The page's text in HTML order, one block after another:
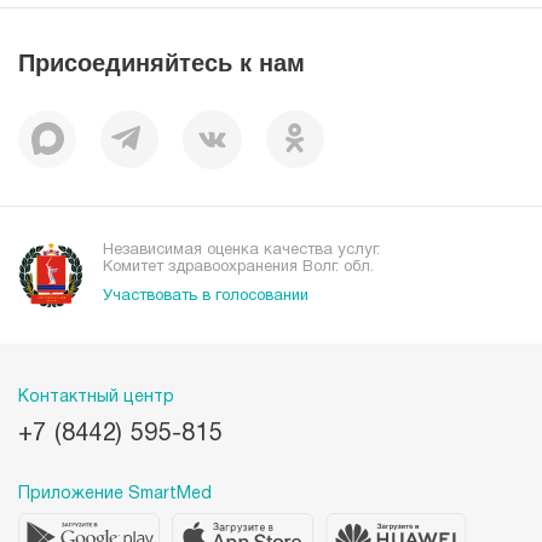
Пациентам
Присоединяйтесь к нам
Независимая оценка качества услуг.
Комитет здравоохранения Волг. обл.
Участвовать в голосовании
Контактный центр
+7 (8442) 595-815
Приложение SmartMed